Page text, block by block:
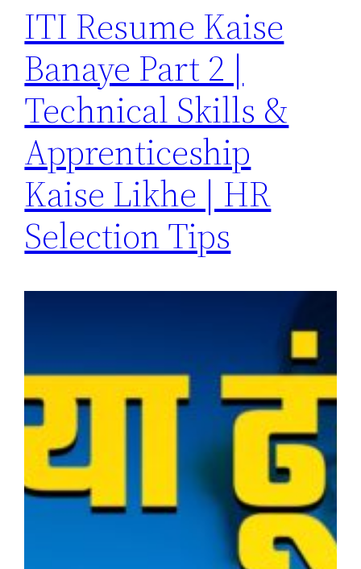
ITI Resume Kaise
Banaye Part 2 |
Technical Skills &
Apprenticeship
Kaise Likhe | HR
Selection Tips